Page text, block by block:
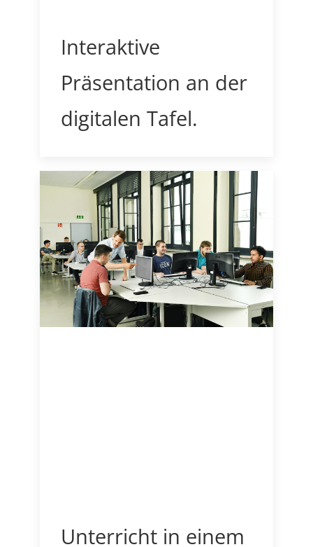
Interaktive
Präsentation an der
digitalen Tafel.
Unterricht in einem